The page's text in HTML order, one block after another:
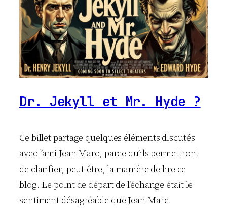
Dr. Jekyll et Mr. Hyde ?
Ce billet partage quelques éléments discutés
avec l’ami Jean-Marc, parce qu’ils permettront
de clarifier, peut-être, la manière de lire ce
blog. Le point de départ de l’échange était le
sentiment désagréable que Jean-Marc